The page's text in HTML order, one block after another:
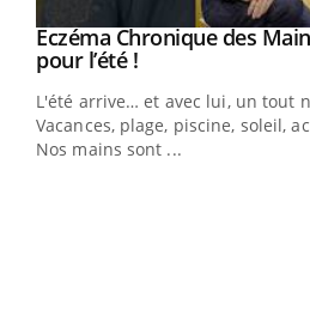
Youtube
Eczéma Chronique des
pour l’été !Youtube
L'été arrive… et avec lui, un tout
Vacances, plage, piscine, soleil,
Nos mains sont ...